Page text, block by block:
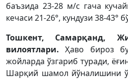
баъзида 23-28 м/с гача
кечаси 21-26°, кундузи 38-43°
Тошкент, Самарқанд,
вилоятлари. Ҳаво бироз
жойларда ўзгариб туради,
Шарқий шамол йўналишини